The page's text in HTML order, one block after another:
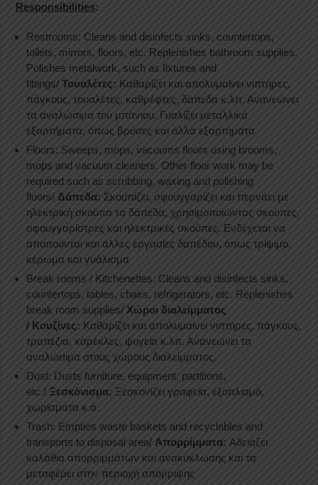
Responsibilities:
Restrooms: Cleans and disinfects sinks, countertops,
toilets, mirrors, floors, etc. Replenishes bathroom supplies.
Polishes metalwork, such as fixtures and
fittings/Τουαλέτες: Καθαρίζει και απολυμαίνει νιπτήρες,
πάγκους, τουαλέτες, καθρέφτες, δάπεδα κ.λπ. Ανανεώνει
τα αναλώσιμα του μπάνιου. Γυαλίζει μεταλλικά
εξαρτήματα, όπως βρύσες και άλλα εξαρτήματα
Floors: Sweeps, mops, vacuums floors using brooms,
mops and vacuum cleaners. Other floor work may be
required such as scrubbing, waxing and polishing
floors/Δάπεδα: Σκουπίζει, σφουγγαρίζει και περνάει με
ηλεκτρική σκούπα τα δάπεδα, χρησιμοποιώντας σκούπες,
σφουγγαρίστρες και ηλεκτρικές σκούπες. Ενδέχεται να
απαιτούνται και άλλες εργασίες δαπέδου, όπως τρίψιμο,
κέρωμα και γυάλισμα
Break rooms / Kitchenettes: Cleans and disinfects sinks,
countertops, tables, chairs, refrigerators, etc. Replenishes
break room supplies/ Χώροι διαλείμματος
/ Kουζίνες: Καθαρίζει και απολυμαίνει νιπτήρες, πάγκους,
τραπέζια, καρέκλες, ψυγεία κ.λπ. Ανανεώνει τα
αναλώσιμα στους χώρους διαλείμματος.
Dust: Dusts furniture, equipment, partitions,
etc./ Ξεσκόνισμα: Ξεσκονίζει γραφεία, εξοπλισμό,
χωρίσματα κ.ά.
Trash: Empties waste baskets and recyclables and
transports to disposal area/ Απορρίμματα: Αδειάζει
καλάθια απορριμμάτων και ανακύκλωσης και τα
μεταφέρει στην περιοχή απόρριψης